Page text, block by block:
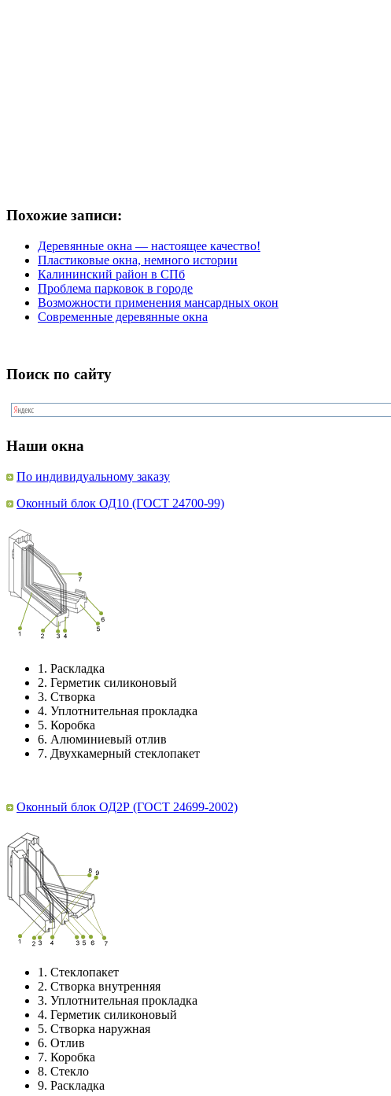
Похожие записи:
Деревянные окна — настоящее качество!
Пластиковые окна, немного истории
Калининский район в СПб
Проблема парковок в городе
Возможности применения мансардных окон
Современные деревянные окна
Поиск по сайту
Наши окна
По индивидуальному заказу
Оконный блок ОД10 (ГОСТ 24700-99)
1. Раскладка
2. Герметик силиконовый
3. Створка
4. Уплотнительная прокладка
5. Коробка
6. Алюминиевый отлив
7. Двухкамерный стеклопакет
Оконный блок ОД2Р (ГОСТ 24699-2002)
1. Стеклопакет
2. Створка внутренняя
3. Уплотнительная прокладка
4. Герметик силиконовый
5. Створка наружная
6. Отлив
7. Коробка
8. Стекло
9. Раскладка